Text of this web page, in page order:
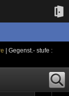
| Gegenst.- stufe :